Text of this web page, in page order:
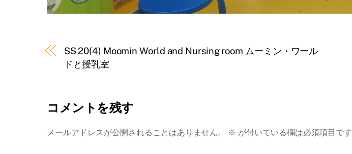
SS 20(4) Moomin World and Nursing room ムーミン・ワール
ドと授乳室
コメントを残す
メールアドレスが公開されることはありません。 ※ が付いている欄は必須項目です